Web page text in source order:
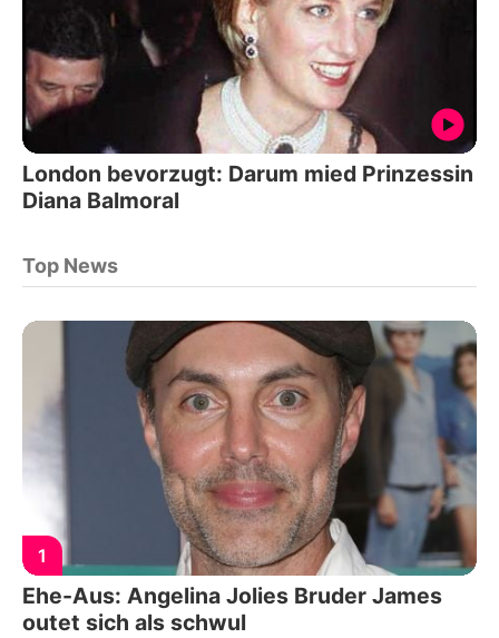
London bevorzugt: Darum mied Prinzessin
Diana Balmoral
Top News
1
Ehe-Aus: Angelina Jolies Bruder James
outet sich als schwul